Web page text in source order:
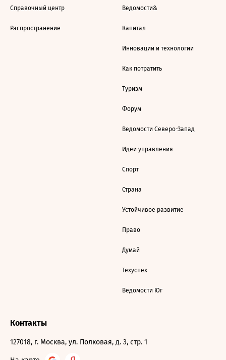
Справочный центр
Распространение
Ведомости&
Капитал
Инновации и технологии
Как потратить
Туризм
Форум
Ведомости Северо-Запад
Идеи управления
Спорт
Страна
Устойчивое развитие
Право
Думай
Техуспех
Ведомости Юг
Контакты
127018, г. Москва, ул. Полковая, д. 3, стр. 1